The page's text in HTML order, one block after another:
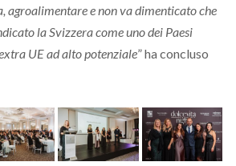
agroalimentare e non va dimenticato che
la Svizzera come uno dei Paesi
UE ad alto potenziale” ha concluso